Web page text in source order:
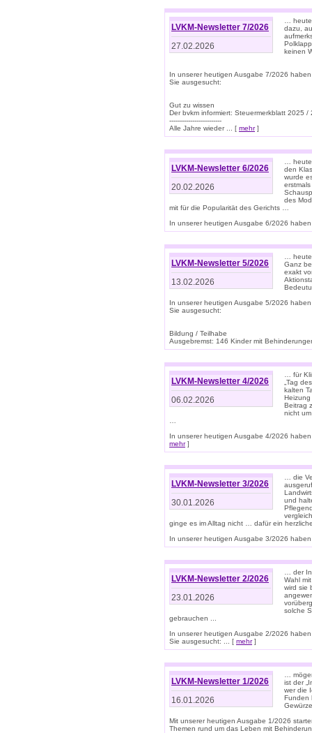
LVKM-Newsletter 7/2026
27.02.2026
…
dazu,
keinen
In unserer heutigen Ausgabe 7/2026
Sie ausgesucht:
Gut zu wissen
Der bvkm informiert: Steuermerkblatt 2025 /
-------------------------
Alle Jahre wieder ... [ mehr]
LVKM-Newsletter 6/2026
20.02.2026
…
den
wurde
des
mit für die Popularität des Gerichts …
In unserer heutigen Ausgabe 6/2026
LVKM-Newsletter 5/2026
13.02.2026
…
Ganz
exakt
In unserer heutigen Ausgabe 5/2026
Sie ausgesucht:
Bildung / Teilhabe
Ausgebremst: 146 Kinder mit
LVKM-Newsletter 4/2026
06.02.2026
… für
„Tag
kalten
Beitrag
nicht
In unserer heutigen Ausgabe 4/2026
mehr]
LVKM-Newsletter 3/2026
30.01.2026
… die
und
ginge es im Alltag nicht … dafür ein
In unserer heutigen Ausgabe 3/2026
LVKM-Newsletter 2/2026
23.01.2026
… der
Wahl
wird sie
solche
gebrauchen ...
In unserer heutigen Ausgabe 2/2026
Sie ausgesucht: ... [ mehr]
LVKM-Newsletter 1/2026
16.01.2026
…
ist der
wer die
Funden
Mit unserer heutigen Ausgabe 1/2026
Themen rund um das Leben mit